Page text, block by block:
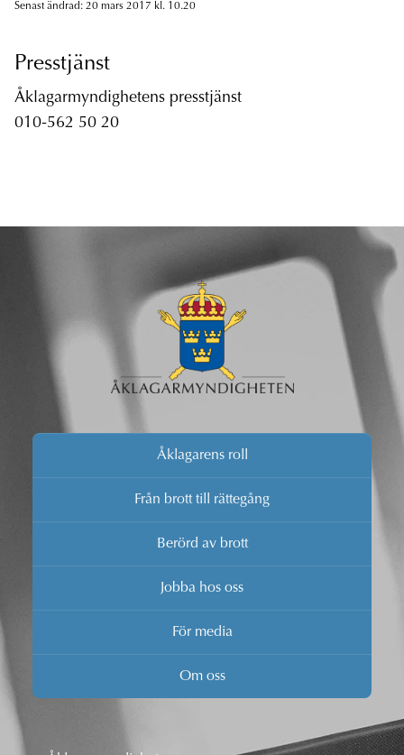
Senast ändrad: 20 mars 2017 kl. 10.20
Presstjänst
Åklagarmyndighetens presstjänst
010-562 50 20
Åklagarens roll
Från brott till rättegång
Berörd av brott
Jobba hos oss
För media
Om oss